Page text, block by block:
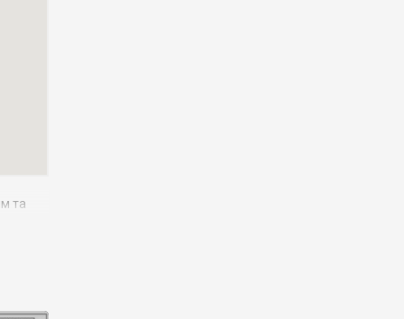
та